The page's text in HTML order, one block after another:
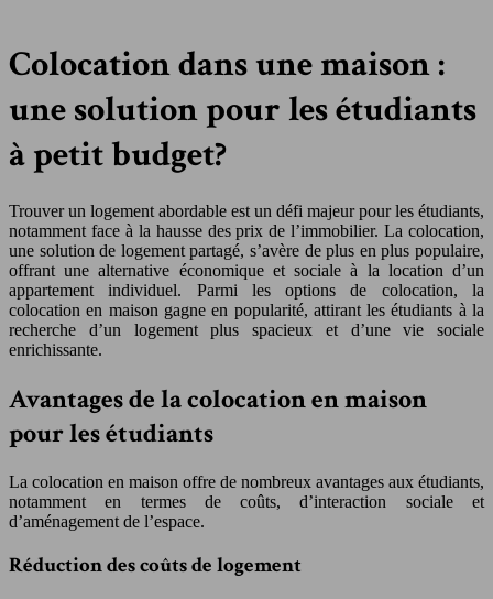
Colocation dans une maison :
une solution pour les étudiants
à petit budget?
Trouver un logement abordable est un défi majeur pour les étudiants,
notamment face à la hausse des prix de l’immobilier. La colocation,
une solution de logement partagé, s’avère de plus en plus populaire,
offrant une alternative économique et sociale à la location d’un
appartement individuel. Parmi les options de colocation, la
colocation en maison gagne en popularité, attirant les étudiants à la
recherche d’un logement plus spacieux et d’une vie sociale
enrichissante.
Avantages de la colocation en maison
pour les étudiants
La colocation en maison offre de nombreux avantages aux étudiants,
notamment en termes de coûts, d’interaction sociale et
d’aménagement de l’espace.
Réduction des coûts de logement